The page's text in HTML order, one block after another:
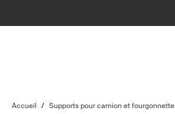
Accueil / Supports pour camion et fourgonnette